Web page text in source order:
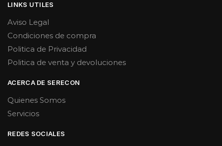
LINKS UTILES
Aviso Legal
Condiciones de compra
Politica de Privacidad
Politica de venta y devoluciones
ACERCA DE SERECON
Quienes Somos
Servicios
REDES SOCIALES